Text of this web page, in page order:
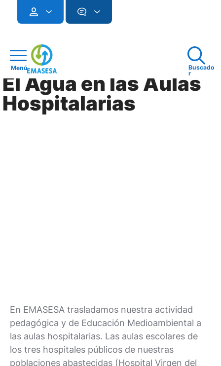
Menú
Buscado
r
El Agua en las Aulas
Hospitalarias
En EMASESA trasladamos nuestra actividad
pedagógica y de Educación Medioambiental a
las aulas hospitalarias. Las aulas escolares de
los tres hospitales públicos de nuestras
poblaciones abastecidas (Hospital Virgen del